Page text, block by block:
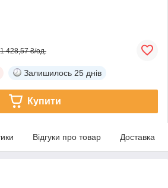
1 428,57 ₴/од.
Залишилось 25 днів
Купити
Відгуки про товар Доставка